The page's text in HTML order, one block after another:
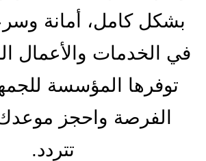
بشكل كامل، أمانة
في الخدمات والأعمال
توفرها المؤسسة
الفرصة واحجز موعدك
تتردد.